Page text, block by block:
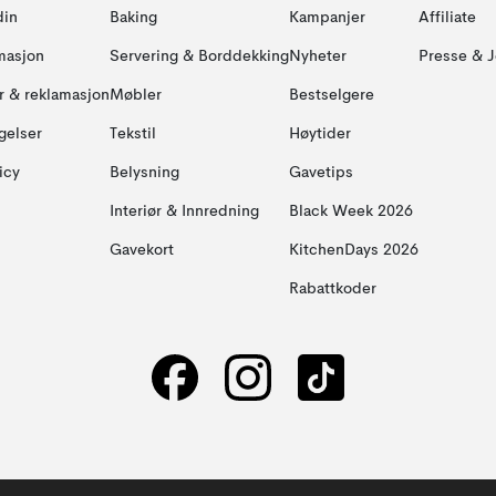
& reklamasjon
Baking
Servering & Borddekking
Møbler
Tekstil
Belysning
Interiør & Innredning
Gavekort
Kampanjer
Nyheter
Bestselgere
Høytider
Gavetips
Black Week 2026
KitchenDays 2026
Rabattkoder
Affiliate
Presse &